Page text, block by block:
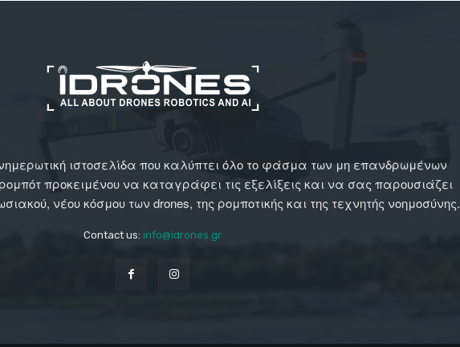
ιστοσελίδα που καλύπτει όλο το φάσμα των μη επανδρωμένων
προκειμένου να καταγράφει τις εξελίξεις και να σας παρουσιάζει
νέου κόσμου των drones, της ρομποτικής και της τεχνητής νοημοσύνης.
Contact us: info@idrones.gr